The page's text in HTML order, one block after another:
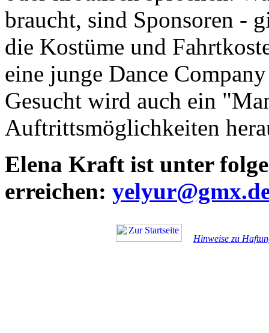
braucht, sind Sponsoren -
die Kostüme und
eine junge Dance
Gesucht wird auch ein
Auftrittsmöglichkeiten
Elena Kraft ist unter
erreichen:
Hinweise zu